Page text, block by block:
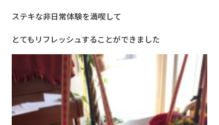
ステキな非日常体験を満喫して
とてもリフレッシュすることができました